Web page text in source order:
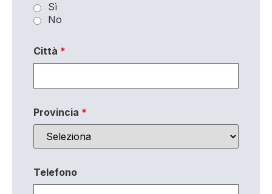
Sì
No
Città *
Provincia *
Telefono